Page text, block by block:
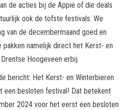
de acties bij de Appie of die deals
ook de tofste festivals. We
van de decembermaand goed en
namelijk direct het Kerst- en
Hoogeveen erbij.
bericht: Het Kerst- en Winterbieren
een besloten festival! Dat betekent
2024 voor het eerst een besloten